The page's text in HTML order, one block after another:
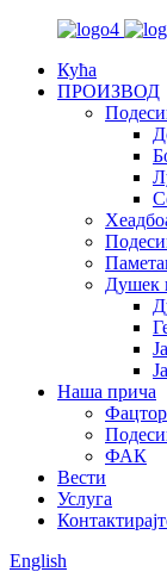
Кућа
ПРОИЗВОД
Душек
Наша прича
ФАК
Вести
Услуга
English